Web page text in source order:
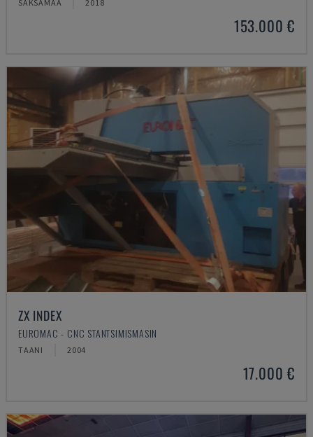
SAKSAMAA 2018
153.000 €
ZX INDEX
EUROMAC - CNC STANTSIMISMASIN
TAANI 2004
17.000 €